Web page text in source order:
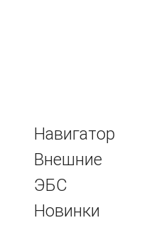
Навигатор
Внешние
ЭБС
Новинки